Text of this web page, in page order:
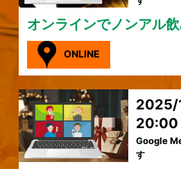
オンラインでノンアル
ONLINE
2025/
20:00
Google
す